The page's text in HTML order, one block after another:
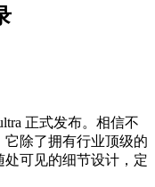
正式发布。相信不
它除了拥有行业顶级的
可见的细节设计，定